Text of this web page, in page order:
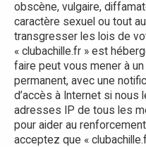
obscène, vulgaire,
caractère sexuel ou tout
transgresser les lois de
« clubachille.fr » est
faire peut vous mener à
permanent, avec une
d’accès à Internet si nous
adresses IP de tous les
pour aider au
acceptez que «